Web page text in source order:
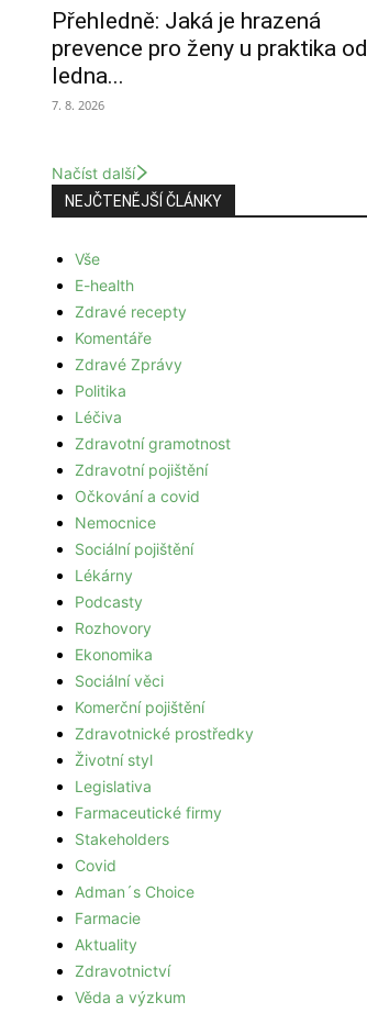
Přehledně: Jaká je hrazená
prevence pro ženy u praktika od
ledna...
7. 8. 2026
Načíst další
NEJČTENĚJŠÍ ČLÁNKY
Vše
E-health
Zdravé recepty
Komentáře
Zdravé Zprávy
Politika
Léčiva
Zdravotní gramotnost
Zdravotní pojištění
Očkování a covid
Nemocnice
Sociální pojištění
Lékárny
Podcasty
Rozhovory
Ekonomika
Sociální věci
Komerční pojištění
Zdravotnické prostředky
Životní styl
Legislativa
Farmaceutické firmy
Stakeholders
Covid
Adman´s Choice
Farmacie
Aktuality
Zdravotnictví
Věda a výzkum